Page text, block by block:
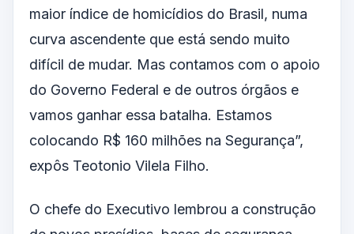
maior índice de homicídios do Brasil, numa
curva ascendente que está sendo muito
difícil de mudar. Mas contamos com o apoio
do Governo Federal e de outros órgãos e
vamos ganhar essa batalha. Estamos
colocando R$ 160 milhões na Segurança”,
expôs Teotonio Vilela Filho.
O chefe do Executivo lembrou a construção